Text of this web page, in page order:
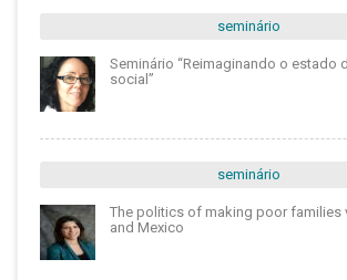
seminário
Seminário “Reimaginando o estado
social”
seminário
The politics of making poor families
and Mexico